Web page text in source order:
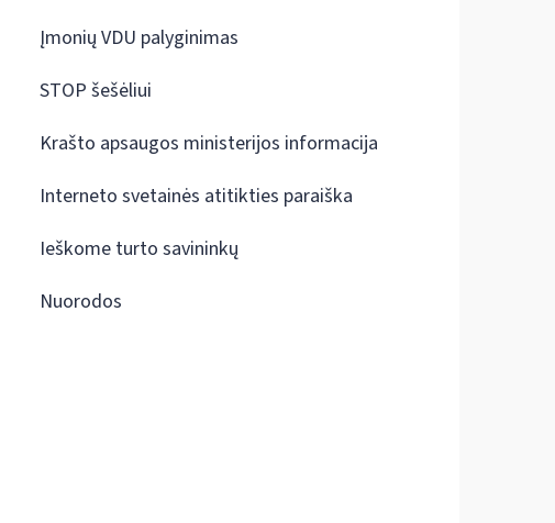
Įmonių VDU palyginimas
STOP šešėliui
Krašto apsaugos ministerijos informacija
Interneto svetainės atitikties paraiška
Ieškome turto savininkų
Nuorodos